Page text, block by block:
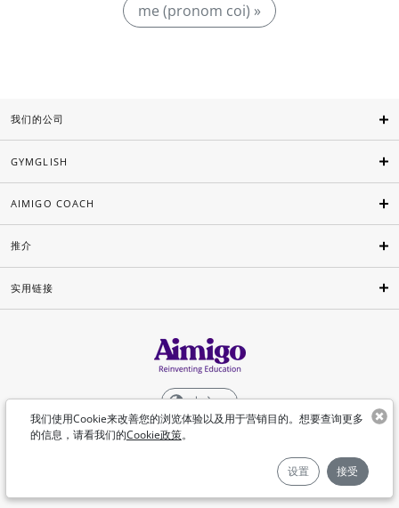
me (pronom coi) »
我们使用Cookie来改善您的浏览体验以及用于营销目的。想要查询更多
的信息，请看我们的Cookie政策。
设置 接受
我们的公司
GYMGLISH
AIMIGO COACH
推介
实用链接
中文
©Aimigo 2026